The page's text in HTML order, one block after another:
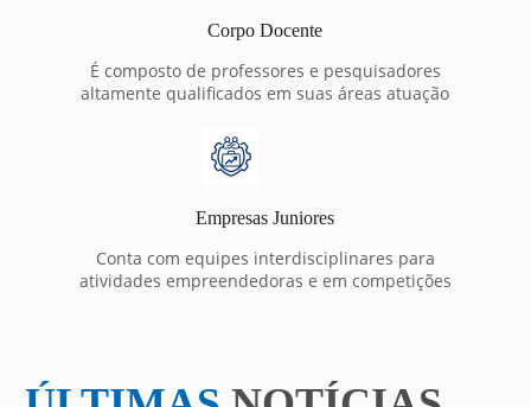
Corpo Docente
É composto de professores e pesquisadores
altamente qualificados em suas áreas atuação
Empresas Juniores
Conta com equipes interdisciplinares para
atividades empreendedoras e em competições